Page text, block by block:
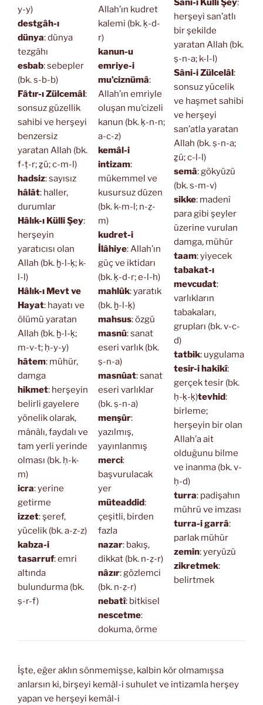
y-y)
destgâh-ı
dünya: dünya
tezgâhı
esbab: sebepler
(bk. s-b-b)
Fâtır-ı Zülcemâl :
sonsuz güzellik
sahibi ve herşeyi
benzersiz
yaratan Allah (bk.
f-ṭ-r; ẕü; c-m-l)
hadsiz: sayısız
hâlât: haller,
durumlar
Hâlık-ı Külli Şey:
herşeyin
yaratıcısı olan
Allah (bk. ḫ-l-ḳ; k-
l-l)
Hâlık-ı Mevt ve
Hayat: hayatı ve
ölümü yaratan
Allah (bk. ḫ-l-ḳ;
m-v-t; ḥ-y-y)
hâtem: mühür,
damga
hikmet: herşeyin
belirli gayelere
yönelik olarak,
mânâlı, faydalı ve
tam yerli yerinde
olması (bk. ḥ-k-
m)
icra: yerine
getirme
izzet: şeref,
yücelik (bk. a-z-z)
kabza-i
tasarruf: emri
altında
bulundurma (bk.
ṣ-r-f)
Allah’ın kudret
kalemi (bk. ḳ-d-
r)
kanun-u
emriye-i
mu’ciznümâ:
Allah’ın emriyle
oluşan mu’cizeli
kanun (bk. ḳ-n-n;
a-c-z)
kemâl-i
intizam:
mükemmel ve
kusursuz düzen
(bk. k-m-l; n-ẓ-
m)
kudret-i
İlâhiye: Allah’ın
güç ve iktidarı
(bk. ḳ-d-r; e-l-h)
mahlûk: yaratık
(bk. ḫ-l-ḳ)
mahsus: özgü
masnû: sanat
eseri varlık (bk.
ṣ-n-a)
masnûat: sanat
eseri varlıklar
(bk. ṣ-n-a)
menşûr:
yazılmış,
yayınlanmış
merci:
başvurulacak
yer
müteaddid:
çeşitli, birden
fazla
nazar: bakış,
dikkat (bk. n-ẓ-r)
nâzır: gözlemci
(bk. n-ẓ-r)
nebatî: bitkisel
nescetme:
dokuma, örme
Sâni-i Külli Şey:
herşeyi san’atlı
bir şekilde
yaratan Allah (bk.
ṣ-n-a; k-l-l)
Sâni-i Zülcelâl :
sonsuz yücelik
ve haşmet sahibi
ve herşeyi
san’atla yaratan
Allah (bk. ṣ-n-a;
ẕü; c-l-l)
semâ: gökyüzü
(bk. s-m-v)
sikke: madenî
para gibi şeyler
üzerine vurulan
damga, mühür
taam: yiyecek
tabakat-ı
mevcudat:
varlıkların
tabakaları,
grupları (bk. v-c-
d)
tatbik: uygulama
tesir-i hakikî:
gerçek tesir (bk.
ḥ-ḳ-ḳ)tevhid:
birleme;
herşeyin bir olan
Allah’a ait
olduğunu bilme
ve inanma (bk. v-
ḥ-d)
turra: padişahın
mührü ve imzası
turra-i garrâ:
parlak mühür
zemin: yeryüzü
zikretmek:
belirtmek
İşte, eğer aklın sönmemişse, kalbin kör olmamışsa
anlarsın ki, birşeyi kemâl-i suhulet ve intizamla herşey
yapan ve herşeyi kemâl-i